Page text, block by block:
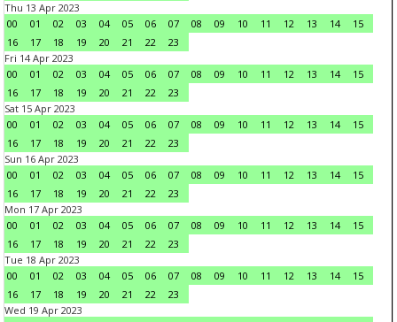
Thu 13 Apr 2023
00
01 02 03 04 05 06 07 08 09 10 11 12 13 14
15
16
17 18 19 20 21 22
23
Fri 14 Apr 2023
00
01 02 03 04 05 06 07 08 09 10 11 12 13 14
15
16
17 18 19 20 21 22
23
Sat 15 Apr 2023
00
01 02 03 04 05 06 07 08 09 10 11 12 13 14
15
16
17 18 19 20 21 22
23
Sun 16 Apr 2023
00
01 02 03 04 05 06 07 08 09 10 11 12 13 14
15
16
17 18 19 20 21 22
23
Mon 17 Apr 2023
00
01 02 03 04 05 06 07 08 09 10 11 12 13 14
15
16
17 18 19 20 21 22
23
Tue 18 Apr 2023
00
01 02 03 04 05 06 07 08 09 10 11 12 13 14
15
16
17 18 19 20 21 22
23
Wed 19 Apr 2023